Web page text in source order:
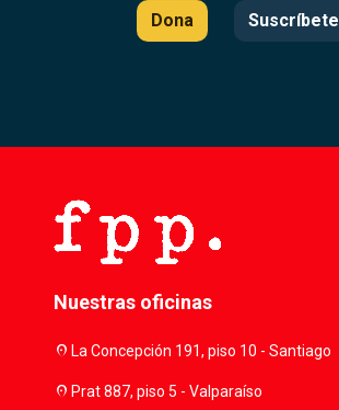
Dona Suscríbete
Nuestras oficinas
location_onLa Concepción 191, piso 10 - Santiago
location_onPrat 887, piso 5 - Valparaíso